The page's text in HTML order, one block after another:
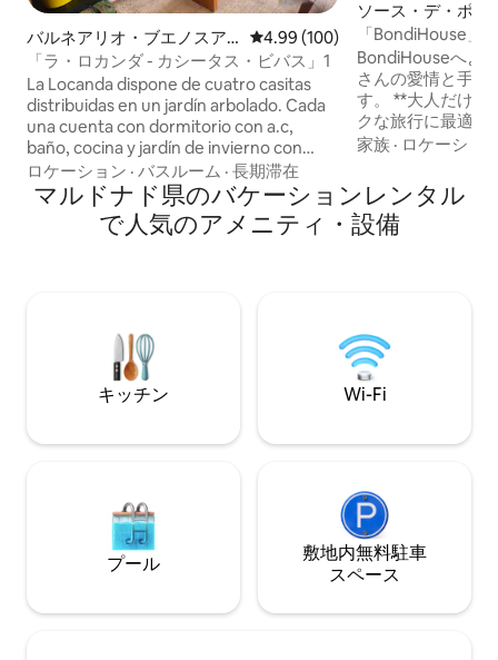
バルネアリオ・ブエノスア
イレスの離れ
レビュー100件、5つ星中4.99つ
4.99 (100)
「ラ・ロカンダ - カシータス・ビバス」1
La Locanda dispone de cuatro casitas
distribuidas en un jardín arbolado. Cada
una cuenta con dormitorio con a.c,
baño, cocina y jardín de invierno con
estufa a leña. Ubicada en una zona
tranquila, rodeada de fauna y flora, a 500
m de la playa (10 min caminando). Las
construcciones son artesanales
hay 1 🐕 y 3 🐈) bikes disponibles
ロケーション · バスルーム · 長期滞在
ソース・デ・ポル
タイニーハウス
「BondiHouse」
BondiHouseへよ
さんの愛情と手間
す。 **大人だけの宿泊施設** ロマンチッ
クな旅行に最適です😍 このタイ
スは、日常生活か
に最適です。 ユニークなディテールとア
メニティが満載
雰囲気で考え抜か
す。✨
家族 · ロケーショ
マルドナド県のバケーションレンタル
で人気のアメニティ・設備
キッチン Wi-Fi
プール
敷地内無料駐⁠車
ス⁠ペ⁠ー⁠ス